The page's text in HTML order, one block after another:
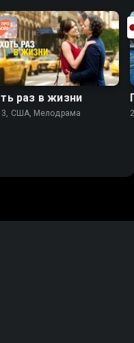
раз в жизни
США, Мелодрама